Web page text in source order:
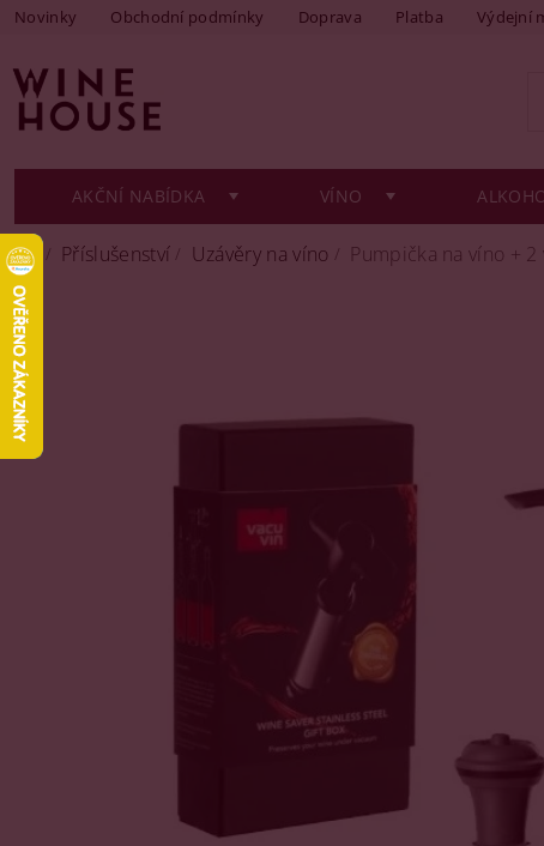
Novinky Obchodní podmínky Doprava Platba Výdejní
AKČNÍ NABÍDKA VÍNO
Příslušenství Uzávěry na víno Pumpička na víno +